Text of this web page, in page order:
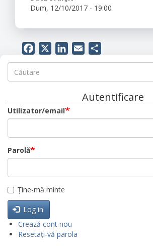
Dum, 12/10/2017 - 19:00
Facebook LinkedIn
Email
Căutare
Căutare
Autentificare
Utilizator/email
Parolă
Ține-mă minte
Log in
Crează cont nou
Resetați-vă parola